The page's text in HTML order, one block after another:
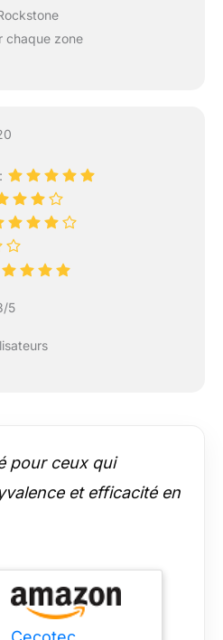
chaque zone
5
pour ceux qui
et efficacité en